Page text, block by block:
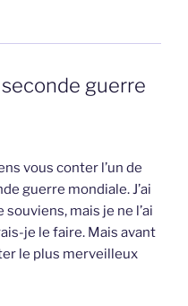
guerre
vous conter l’un de
guerre mondiale. J’ai
mais je ne l’ai
je le faire. Mais avant
le plus merveilleux